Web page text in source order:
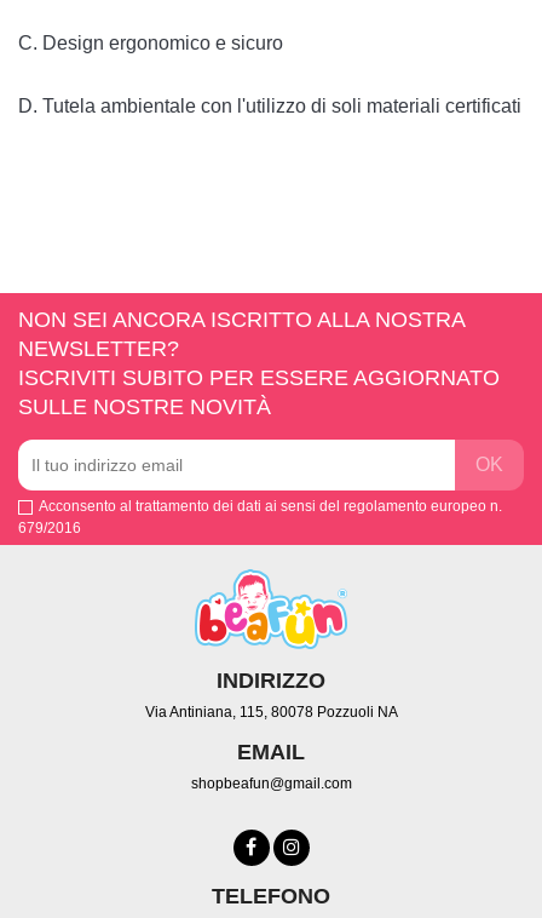
C. Design ergonomico e sicuro
D. Tutela ambientale con l'utilizzo di soli materiali certificati
NON SEI ANCORA ISCRITTO ALLA NOSTRA
NEWSLETTER?
ISCRIVITI SUBITO PER ESSERE AGGIORNATO
SULLE NOSTRE NOVITÀ
Acconsento al trattamento dei dati ai sensi del regolamento europeo n.
679/2016
INDIRIZZO
Via Antiniana, 115, 80078 Pozzuoli NA
EMAIL
shopbeafun@gmail.com
TELEFONO